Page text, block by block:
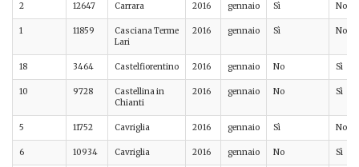
2 12647 Carrara 2016 gennaio Sì No
1 11859
Casciana Terme
Lari
2016 gennaio Sì No
18 3464 Castelfiorentino 2016 gennaio No Sì
10 9728
Castellina in
Chianti
2016 gennaio No Sì
5 11752 Cavriglia 2016 gennaio Sì No
6 10934 Cavriglia 2016 gennaio No Sì